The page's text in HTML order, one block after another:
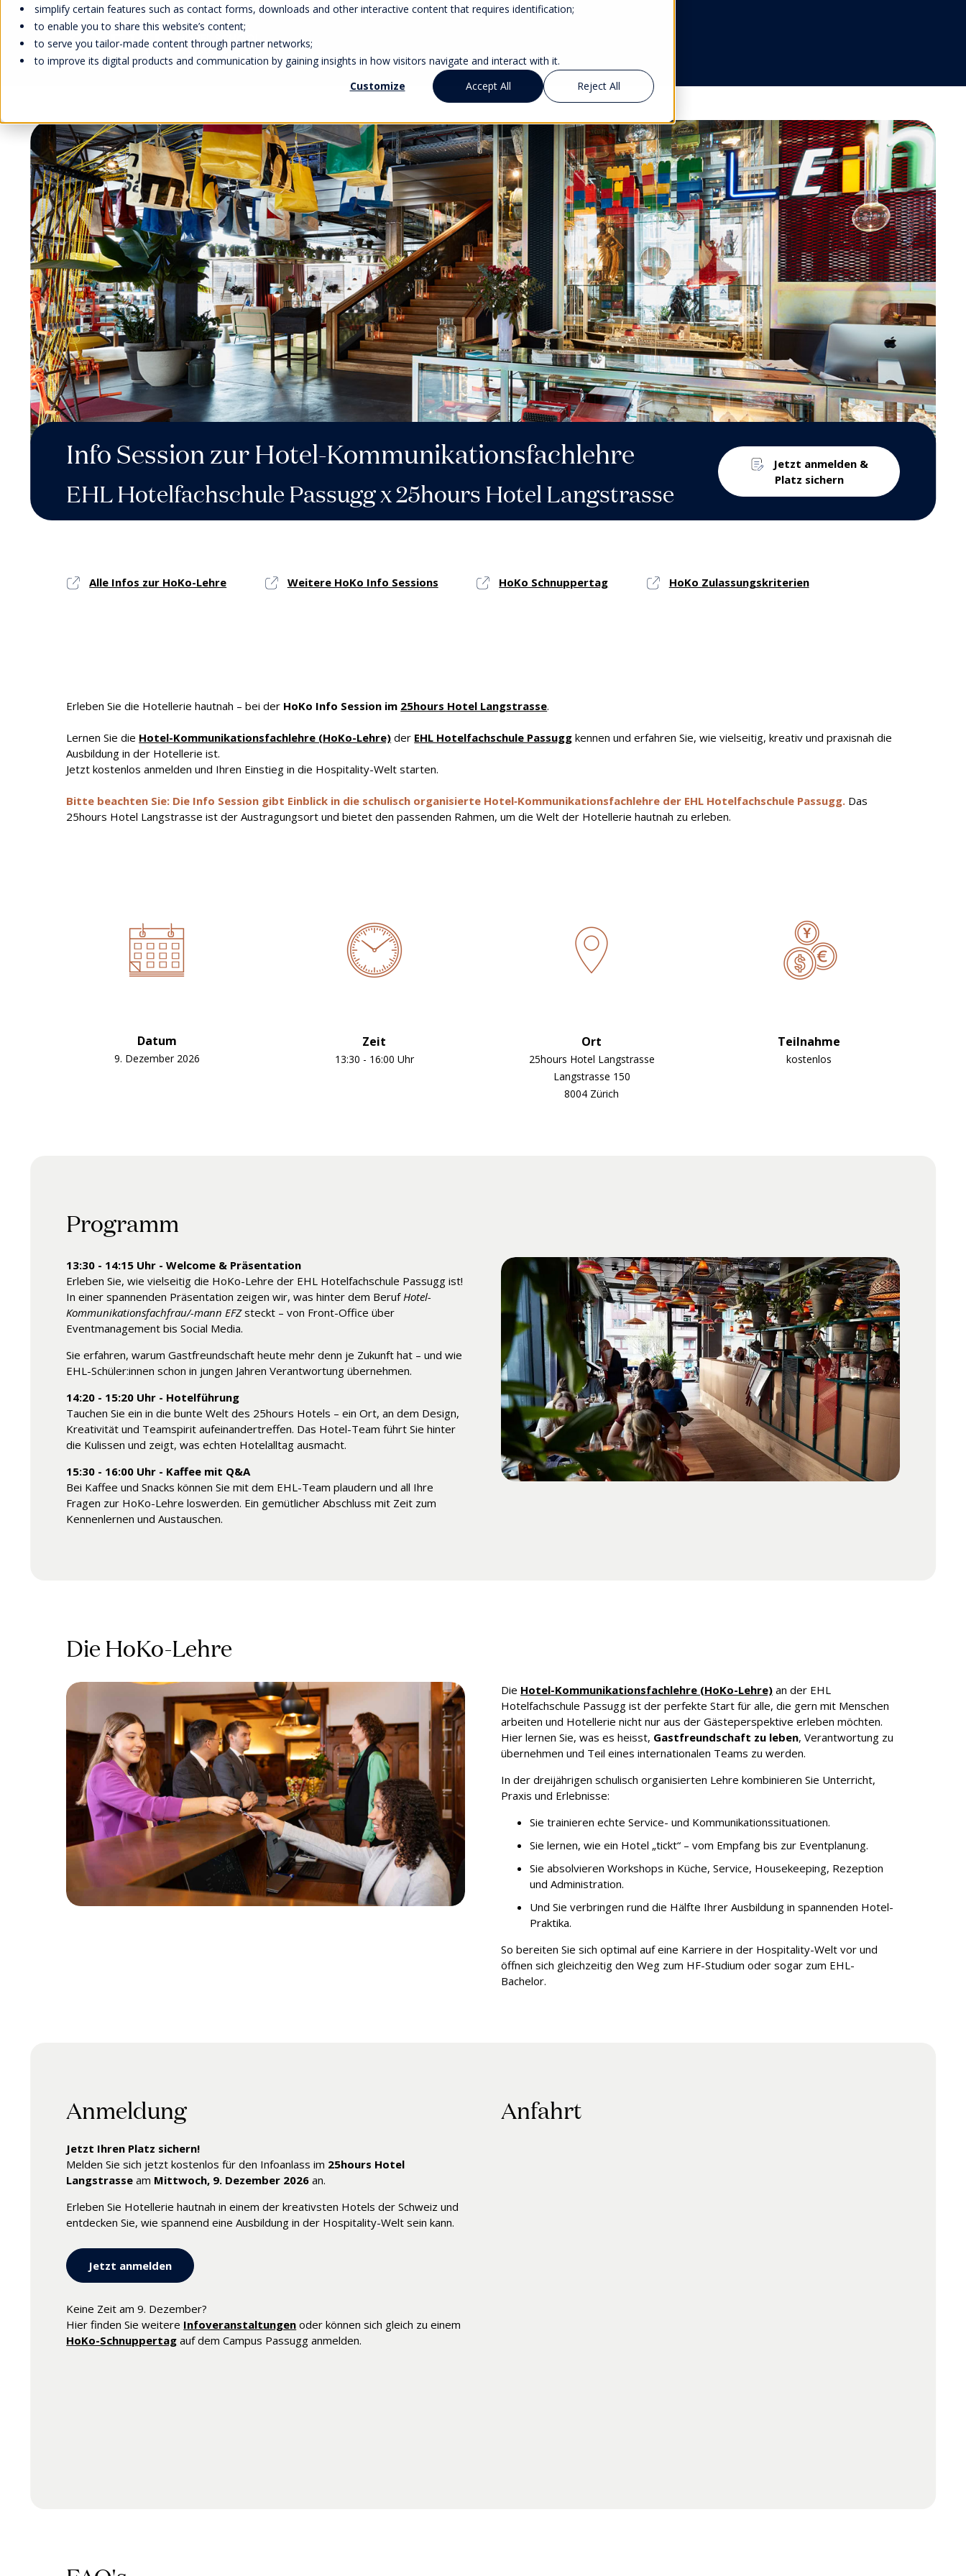
simplify certain features such as contact forms, downloads and other interactive content that requires identification;
to enable you to share this website’s content;
to serve you tailor-made content through partner networks;
to improve its digital products and communication by gaining insights in how visitors navigate and interact with it.
Customize
Accept All Reject All
Info Session zur Hotel-Kommunikationsfachlehre
EHL Hotelfachschule Passugg x 25hours Hotel Langstrasse
Jetzt anmelden &
Platz sichern
Alle Infos zur HoKo-Lehre Weitere HoKo Info Sessions HoKo Schnuppertag HoKo Zulassungskriterien
Erleben Sie die Hotellerie hautnah – bei der HoKo Info Session im 25hours Hotel Langstrasse.
Lernen Sie die Hotel-Kommunikationsfachlehre (HoKo-Lehre) der EHL Hotelfachschule Passugg kennen und erfahren Sie, wie vielseitig, kreativ und praxisnah die
Ausbildung in der Hotellerie ist.
Jetzt kostenlos anmelden und Ihren Einstieg in die Hospitality-Welt starten.
Bitte beachten Sie: Die Info Session gibt Einblick in die schulisch organisierte Hotel‑Kommunikationsfachlehre der EHL Hotelfachschule Passugg. Das
25hours Hotel Langstrasse ist der Austragungsort und bietet den passenden Rahmen, um die Welt der Hotellerie hautnah zu erleben.
Datum
9. Dezember 2026
Zeit
13:30 - 16:00 Uhr
Ort
25hours Hotel Langstrasse
Langstrasse 150
8004 Zürich
Teilnahme
kostenlos
Programm
13:30 - 14:15 Uhr - Welcome & Präsentation
Erleben Sie, wie vielseitig die HoKo-Lehre der EHL Hotelfachschule Passugg ist!
In einer spannenden Präsentation zeigen wir, was hinter dem BerufHotel-
Kommunikationsfachfrau/-mann EFZsteckt – von Front-Office über
Eventmanagement bis Social Media.
Sie erfahren, warum Gastfreundschaft heute mehr denn je Zukunft hat – und wie
EHL-Schüler:innen schon in jungen Jahren Verantwortung übernehmen.
14:20 - 15:20 Uhr - Hotelführung
Tauchen Sie ein in die bunte Welt des 25hours Hotels – ein Ort, an dem Design,
Kreativität und Teamspirit aufeinandertreffen. Das Hotel-Team führt Sie hinter
die Kulissen und zeigt, was echten Hotelalltag ausmacht.
15:30 - 16:00 Uhr - Kaffee mit Q&A
Bei Kaffee und Snacks können Sie mit dem EHL-Team plaudern und all Ihre
Fragen zur HoKo-Lehre loswerden. Ein gemütlicher Abschluss mit Zeit zum
Kennenlernen und Austauschen.
Die HoKo-Lehre
Die Hotel-Kommunikationsfachlehre (HoKo-Lehre) an der EHL
Hotelfachschule Passugg ist der perfekte Start für alle, die gern mit Menschen
arbeiten und Hotellerie nicht nur aus der Gästeperspektive erleben möchten.
Hier lernen Sie, was es heisst, Gastfreundschaft zu leben, Verantwortung zu
übernehmen und Teil eines internationalen Teams zu werden.
In der dreijährigen schulisch organisierten Lehre kombinieren Sie Unterricht,
Praxis und Erlebnisse:
Sie trainieren echte Service- und Kommunikationssituationen.
Sie lernen, wie ein Hotel „tickt“ – vom Empfang bis zur Eventplanung.
Sie absolvieren Workshops in Küche, Service, Housekeeping, Rezeption
und Administration.
Und Sie verbringen rund die Hälfte Ihrer Ausbildung in spannenden Hotel-
Praktika.
So bereiten Sie sich optimal auf eine Karriere in der Hospitality-Welt vor und
öffnen sich gleichzeitig den Weg zum HF-Studium oder sogar zum EHL-
Bachelor.
Anmeldung
Jetzt Ihren Platz sichern!
Melden Sie sich jetzt kostenlos für den Infoanlass im 25hours Hotel
Langstrasse am Mittwoch, 9. Dezember 2026 an.
Erleben Sie Hotellerie hautnah in einem der kreativsten Hotels der Schweiz und
entdecken Sie, wie spannend eine Ausbildung in der Hospitality-Welt sein kann.
Jetzt anmelden
Keine Zeit am 9. Dezember?
Hier finden Sie weitere Infoveranstaltungen oder können sich gleich zu einem
HoKo-Schnuppertag auf dem Campus Passugg anmelden.
Anfahrt